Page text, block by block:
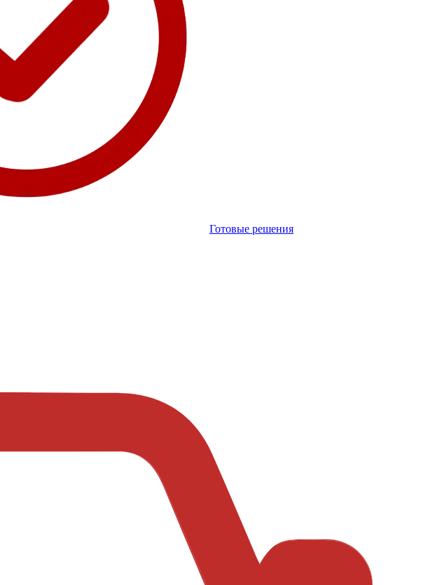
Готовые решения